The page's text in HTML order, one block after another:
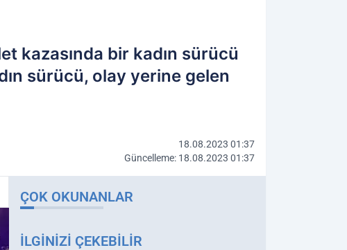
kazasında bir kadın sürücü
sürücü, olay yerine gelen
18.08.2023 01:37
Güncelleme: 18.08.2023 01:37
ÇOK OKUNANLAR
İLGINIZI ÇEKEBILIR